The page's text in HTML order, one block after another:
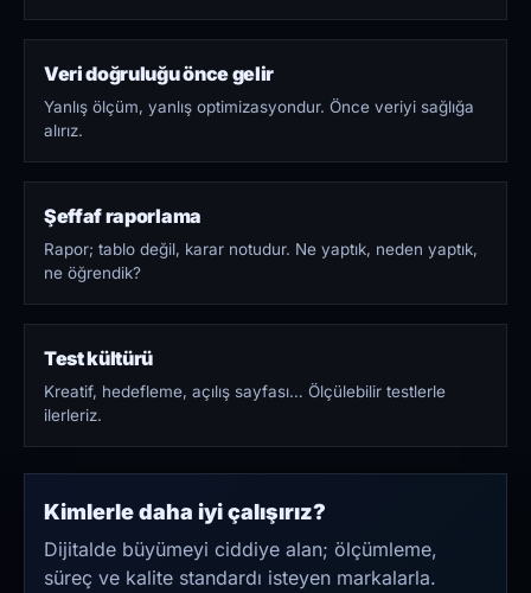
Veri doğruluğu önce gelir
Yanlış ölçüm, yanlış optimizasyondur. Önce veriyi sağlığa
alırız.
Şeffaf raporlama
Rapor; tablo değil, karar notudur. Ne yaptık, neden yaptık,
ne öğrendik?
Test kültürü
Kreatif, hedefleme, açılış sayfası… Ölçülebilir testlerle
ilerleriz.
Kimlerle daha iyi çalışırız?
Dijitalde büyümeyi ciddiye alan; ölçümleme,
süreç ve kalite standardı isteyen markalarla.